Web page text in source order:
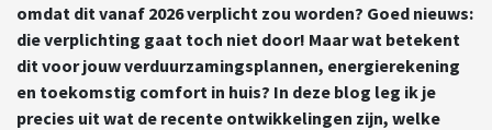
omdat dit vanaf 2026 verplicht zou worden? Goed nieuws:
die verplichting gaat toch niet door! Maar wat betekent
dit voor jouw verduurzamingsplannen, energierekening
en toekomstig comfort in huis? In deze blog leg ik je
precies uit wat de recente ontwikkelingen zijn, welke